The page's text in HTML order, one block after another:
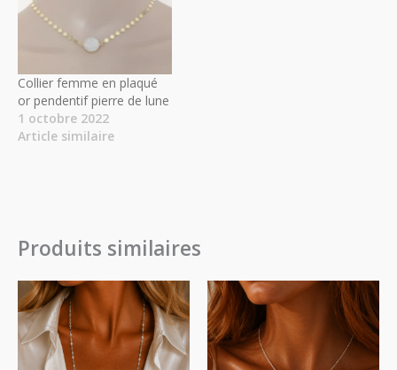
Collier femme en plaqué
or pendentif pierre de lune
1 octobre 2022
Article similaire
Produits similaires